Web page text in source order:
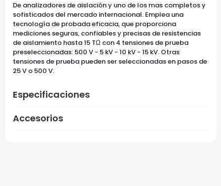
De analizadores de aislación y uno de los mas completos y
sofisticados del mercado internacional. Emplea una
tecnología de probada eficacia, que proporciona
mediciones seguras, confiables y precisas de resistencias
de aislamiento hasta 15 TΩ con 4 tensiones de prueba
preseleccionadas: 500 V - 5 kV - 10 kV - 15 kV. Otras
tensiones de prueba pueden ser seleccionadas en pasos de
25 V o 500 V.
Especificaciones
Accesorios